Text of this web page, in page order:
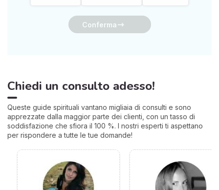
Conferma
Chiedi un consulto adesso!
Queste guide spirituali vantano migliaia di consulti e sono
apprezzate dalla maggior parte dei clienti, con un tasso di
soddisfazione che sfiora il 100 %. I nostri esperti ti aspettano
per rispondere a tutte le tue domande!